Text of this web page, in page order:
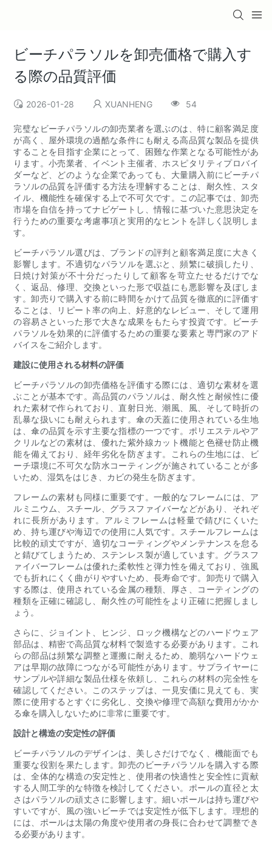
ビーチパラソルを卸売価格で購入す
る際の品質評価
2026-01-28 XUANHENG 54
完璧なビーチパラソルの卸売業者を選ぶのは、特に顧客満足度
が高く、屋外環境の過酷な条件にも耐える高品質な製品を提供
することを目指す企業にとって、困難な作業となる可能性があ
ります。小売業者、イベント主催者、ホスピタリティプロバイ
ダーなど、どのような企業であっても、大量購入前にビーチパ
ラソルの品質を評価する方法を理解することは、耐久性、スタ
イル、機能性を確保する上で不可欠です。この記事では、卸売
市場を自信を持ってナビゲートし、情報に基づいた意思決定を
行うための重要な考慮事項と実用的なヒントを詳しく説明しま
す。
ビーチパラソル選びは、ブランドの評判と顧客満足度に大きく
影響します。不適切なパラソルを選ぶと、頻繁に破損したり、
日焼け対策が不十分だったりして顧客を苛立たせるだけでな
く、返品、修理、交換といった形で収益にも悪影響を及ぼしま
す。卸売りで購入する前に時間をかけて品質を徹底的に評価す
ることは、リピート率の向上、好意的なレビュー、そして運用
の容易さといった形で大きな成果をもたらす投資です。ビーチ
パラソルを効果的に評価するための重要な要素と専門家のアド
バイスをご紹介します。
建設に使用される材料の評価
ビーチパラソルの卸売価格を評価する際には、適切な素材を選
ぶことが基本です。高品質のパラソルは、耐久性と耐候性に優
れた素材で作られており、直射日光、潮風、風、そして時折の
乱暴な扱いにも耐えられます。傘の天蓋に使用されている生地
は、傘の品質を示す主要な指標の一つです。ポリエステルやア
クリルなどの素材は、優れた紫外線カット機能と色褪せ防止機
能を備えており、経年劣化を防ぎます。これらの生地には、ビ
ーチ環境に不可欠な防水コーティングが施されていることが多
いため、湿気をはじき、カビの発生を防ぎます。
フレームの素材も同様に重要です。一般的なフレームには、ア
ルミニウム、スチール、グラスファイバーなどがあり、それぞ
れに長所があります。アルミフレームは軽量で錆びにくいた
め、持ち運びや海辺での使用に人気です。スチールフレームは
比較的頑丈ですが、適切なコーティングやメンテナンスを怠る
と錆びてしまうため、ステンレス製が適しています。グラスフ
ァイバーフレームは優れた柔軟性と弾力性を備えており、強風
でも折れにくく曲がりやすいため、長寿命です。卸売りで購入
する際は、使用されている金属の種類、厚さ、コーティングの
種類を正確に確認し、耐久性の可能性をより正確に把握しまし
ょう。
さらに、ジョイント、ヒンジ、ロック機構などのハードウェア
部品は、精密で高品質な材料で製造する必要があります。これ
らの部品は頻繁な調整と運搬に耐えるため、脆弱なハードウェ
アは早期の故障につながる可能性があります。サプライヤーに
サンプルや詳細な製品仕様を依頼し、これらの材料の完全性を
確認してください。このステップは、一見安価に見えても、実
際に使用するとすぐに劣化し、交換や修理で高額な費用がかか
る傘を購入しないために非常に重要です。
設計と構造の安定性の評価
ビーチパラソルのデザインは、美しさだけでなく、機能面でも
重要な役割を果たします。卸売のビーチパラソルを購入する際
は、全体的な構造の安定性と、使用者の快適性と安全性に貢献
する人間工学的な特徴を検討してください。ポールの直径と太
さはパラソルの頑丈さに影響します。細いポールは持ち運びや
すいですが、風の強いビーチでは安定性が低下します。理想的
には、ポールは太陽の角度や使用者の身長に合わせて調整でき
る必要があります。